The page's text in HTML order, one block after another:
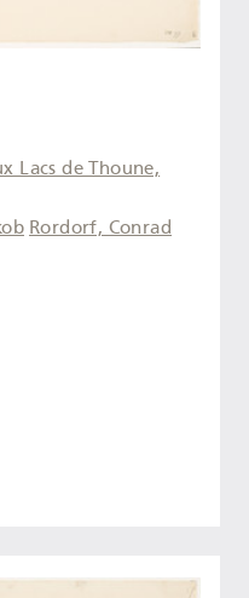
Lacs de Thoune,
Rordorf, Conrad